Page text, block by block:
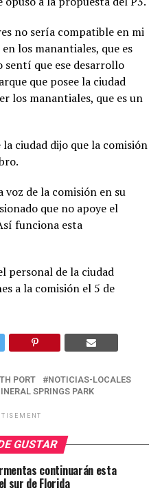
no sería compatible en mi
los manantiales, que es
sentí que ese desarrollo
que posee la ciudad
los manantiales, que es un
ciudad dijo que la comisión
voz de la comisión en su
que no apoye el
funciona esta
personal de la ciudad
a la comisión el 5 de
PORT
NOTICIAS-LOCALES
SPRINGS PARK
GUSTAR
continuarán esta
sur de Florida